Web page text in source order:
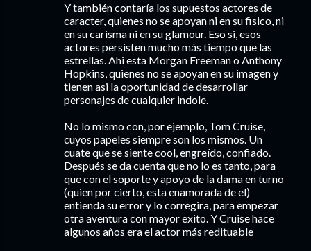
Y también contaría los supuestos actores de
caracter, quienes no se apoyan ni en su fisico, ni
en su carisma ni en su glamour. Eso si, esos
actores persisten mucho más tiempo que las
estrellas. Ahi esta Morgan Freeman o Anthony
Hopkins, quienes no se apoyan en su imagen y
tienen asi la oportunidad de desarrollar
personajes de cualquier indole.
No lo mismo con, por ejemplo, Tom Cruise,
cuyos papeles siempre son los mismos. Un
cuate que se siente cool, engreído, confiado.
Después se da cuenta que no lo es tanto, para
que con el soporte y apoyo de la dama en turno
(quien por cierto, esta enamorada de el)
entienda su error y lo corregira, para empezar
otra aventura con mayor exito. Y Cruise hace
algunos años era el actor más redituable